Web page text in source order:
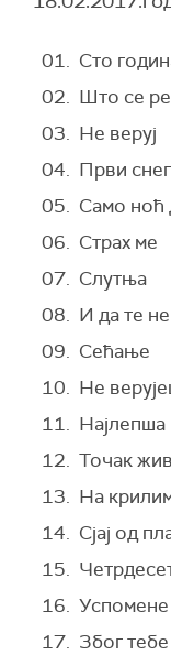
01. Сто
02. Што се
03. Не веруј
04. Први снег
05. Само ноћ
06. Страх ме
07. Слутња
08. И да те
09. Сећање
10. Не
11. Најлепша
12. Точак
13. На
14. Сјај од
15.
16. Успомене
17. Због тебе